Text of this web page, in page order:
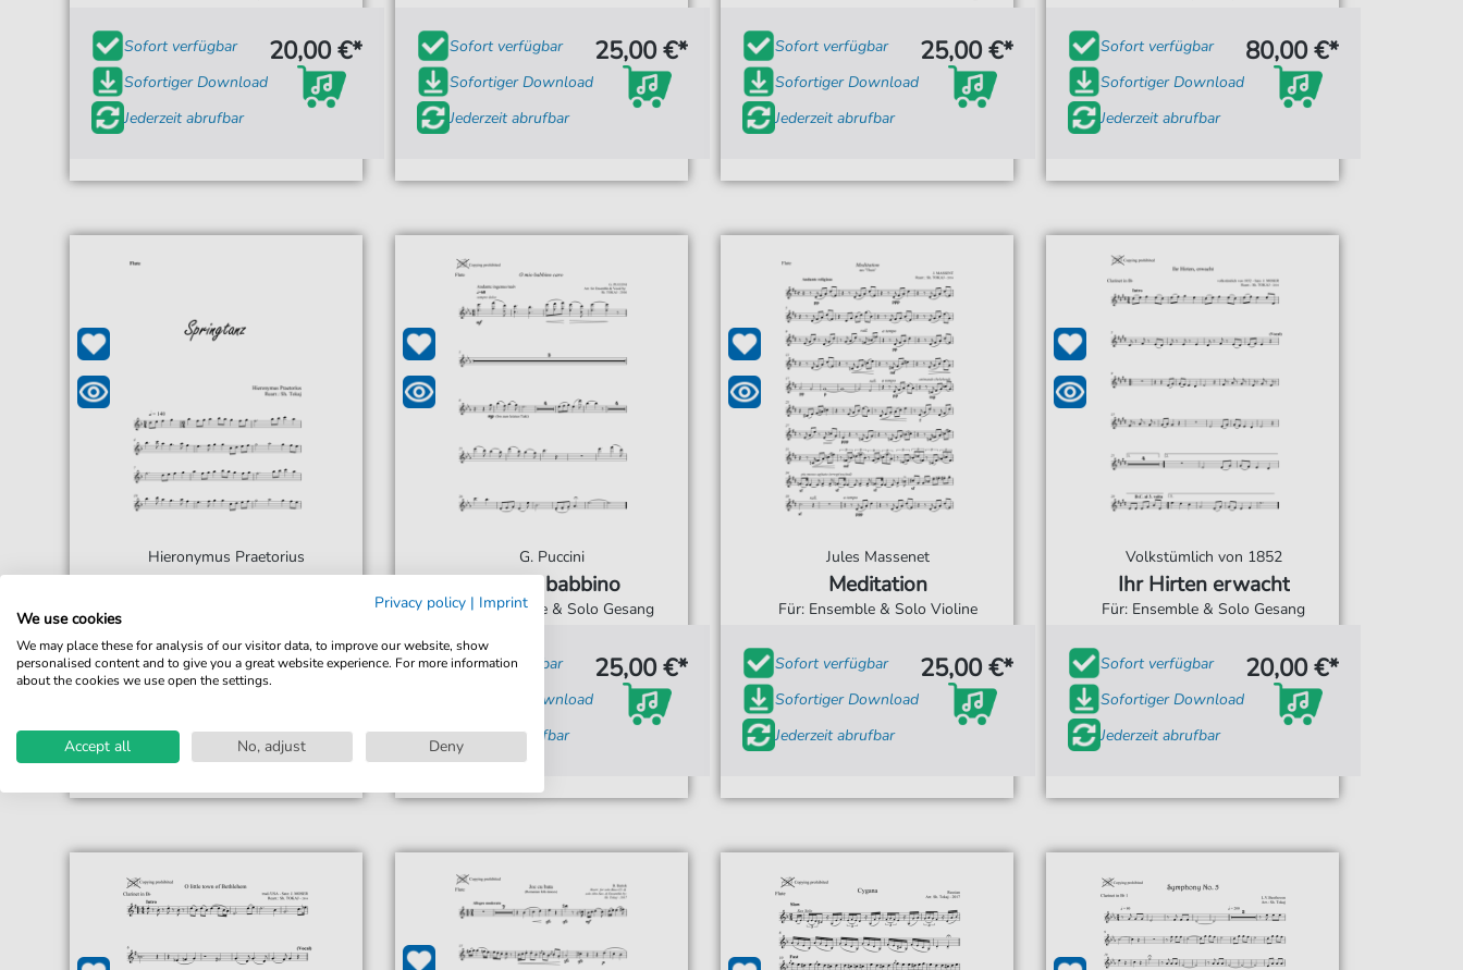
Sofort verfügbar
Sofortiger Download
Jederzeit abrufbar
20,00 €*
Sofort verfügbar
Sofortiger Download
Jederzeit abrufbar
25,00 €*
Sofort verfügbar
Sofortiger Download
Jederzeit abrufbar
25,00 €*
Sofort verfügbar
Sofortiger Download
Jederzeit abrufbar
80,00 €*
Hieronymus Praetorius
Springtanz
Sofort verfügbar
Jederzeit abrufbar
20,00 €*
G. Puccini
O mio babbino
Für: Ensemble & Solo Gesang
Sofort verfügbar
Sofortiger Download
Jederzeit abrufbar
25,00 €*
Jules Massenet
Meditation
Für: Ensemble & Solo Violine
Sofort verfügbar
Sofortiger Download
Jederzeit abrufbar
25,00 €*
Volkstümlich von 1852
Ihr Hirten erwacht
Für: Ensemble & Solo Gesang
Sofort verfügbar
Sofortiger Download
Jederzeit abrufbar
20,00 €*
Privacy policy | Imprint
We use cookies
We may place these for analysis of our visitor data, to improve our website, show
personalised content and to give you a great website experience. For more information
about the cookies we use open the settings.
Accept all No, adjust Deny